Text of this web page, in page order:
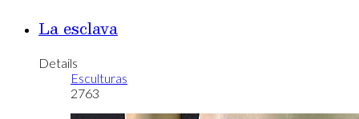
La esclava
Details
Esculturas
2763